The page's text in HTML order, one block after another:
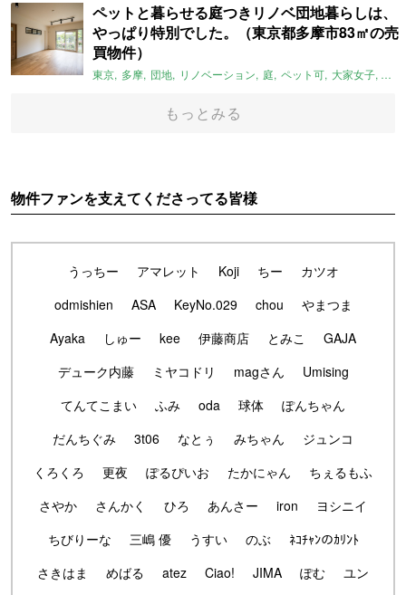
ペットと暮らせる庭つきリノベ団地暮らしは、
やっぱり特別でした。（東京都多摩市83㎡の売
買物件）
東京 多摩 団地 リノベーション 庭 ペット可 大家女子 団
もっとみる
物件ファンを支えてくださってる皆様
うっちー アマレット Koji ちー
カツオ
odmishien
ASA KeyNo.029 chou
やまつま
Ayaka
しゅー kee 伊藤商店 とみこ
GAJA
デューク内藤
ミヤコドリ magさん
Umising
てんてこまい
ふみ oda 球体
ぽんちゃん
だんちぐみ
3t06 なとぅ みちゃん
ジュンコ
くろくろ
更夜 ぽるぴいお たかにゃん
ちぇるもふ
さやか
さんかく ひろ あんさー iron
ヨシニイ
ちびりーな
三嶋 優 うすい のぶ
ﾈｺﾁｬﾝのｶﾘﾝﾄ
さきはま
めばる atez Ciao! JIMA ぽむ
ユン